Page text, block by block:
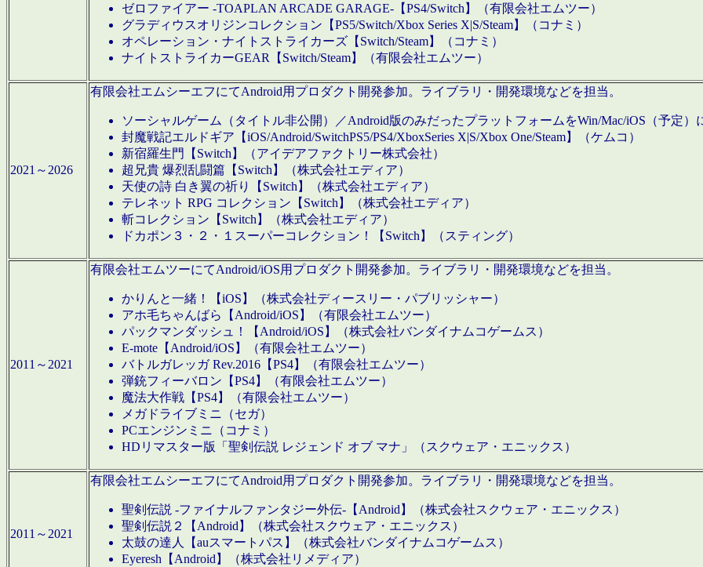
ゼロファイアー -TOAPLAN ARCADE GARAGE-【PS4/Switch】（有限会社エムツー）
グラディウスオリジンコレクション【PS5/Switch/Xbox Series X|S/Steam】（コナミ）
オペレーション・ナイトストライカーズ【Switch/Steam】（コナミ）
ナイトストライカーGEAR【Switch/Steam】（有限会社エムツー）
2021～2026
有限会社エムシーエフにてAndroid用プロダクト開発参加。ライブラリ・開発環境などを担当。
ソーシャルゲーム（タイトル非公開）／Android版のみだったプラットフォームをWin/Mac/iOS（予定）
封魔戦記エルドギア【iOS/Android/SwitchPS5/PS4/XboxSeries X|S/Xbox One/Steam】（ケムコ）
新宿羅生門【Switch】（アイデアファクトリー株式会社）
超兄貴 爆烈乱闘篇【Switch】（株式会社エディア）
天使の詩 白き翼の祈り【Switch】（株式会社エディア）
テレネット RPG コレクション【Switch】（株式会社エディア）
斬コレクション【Switch】（株式会社エディア）
ドカポン３・２・１スーパーコレクション！【Switch】（スティング）
2011～2021
有限会社エムツーにてAndroid/iOS用プロダクト開発参加。ライブラリ・開発環境などを担当。
かりんと一緒！【iOS】（株式会社ディースリー・パブリッシャー）
アホ毛ちゃんばら【Android/iOS】（有限会社エムツー）
パックマンダッシュ！【Android/iOS】（株式会社バンダイナムコゲームス）
E-mote【Android/iOS】（有限会社エムツー）
バトルガレッガ Rev.2016【PS4】（有限会社エムツー）
弾銃フィーバロン【PS4】（有限会社エムツー）
魔法大作戦【PS4】（有限会社エムツー）
メガドライブミニ（セガ）
PCエンジンミニ（コナミ）
HDリマスター版「聖剣伝説 レジェンド オブ マナ」（スクウェア・エニックス）
2011～2021
有限会社エムシーエフにてAndroid用プロダクト開発参加。ライブラリ・開発環境などを担当。
聖剣伝説 -ファイナルファンタジー外伝-【Android】（株式会社スクウェア・エニックス）
聖剣伝説２【Android】（株式会社スクウェア・エニックス）
太鼓の達人【auスマートパス】（株式会社バンダイナムコゲームス）
Eyeresh【Android】（株式会社リメディア）